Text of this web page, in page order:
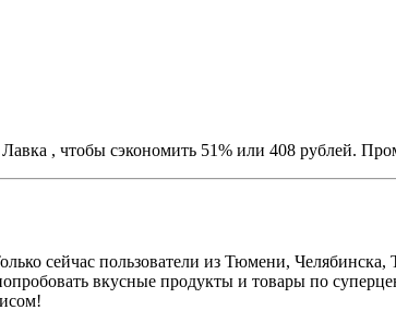
, чтобы сэкономить 51% или 408 рублей.
сейчас пользователи из Тюмени,
вкусные продукты и товары по